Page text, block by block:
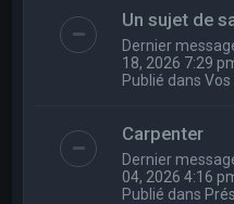
Un sujet de
Dernier
18, 2026 7:29
Publié dans
Carpenter
Dernier
04, 2026 4:16
Publié dans